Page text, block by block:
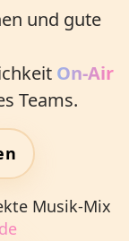
und gute
On‑Air
Teams.
Musik‑Mix